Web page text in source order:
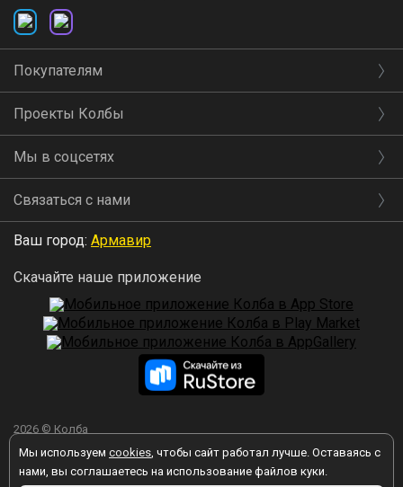
Мы используем cookies, чтобы сайт работал лучше. Оставаясь с
нами, вы соглашаетесь на использование файлов куки.
Покупателям
Проекты Колбы
Мы в соцсетях
Связаться с нами
Ваш город: Армавир
Скачайте наше приложение
2026 © Колба